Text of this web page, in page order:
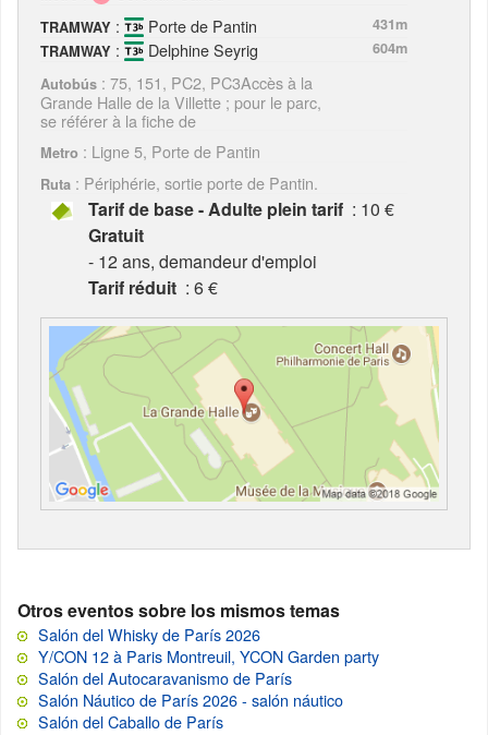
TRAMWAY : Porte de Pantin
431m
TRAMWAY : Delphine Seyrig
604m
Autobús : 75, 151, PC2, PC3Accès à la
Grande Halle de la Villette ; pour le parc,
se référer à la fiche de
Metro : Ligne 5, Porte de Pantin
Ruta : Périphérie, sortie porte de Pantin.
Tarif de base - Adulte plein tarif : 10 €
Gratuit
- 12 ans, demandeur d'emploi
Tarif réduit : 6 €
Otros eventos sobre los mismos temas
Salón del Whisky de París 2026
Y/CON 12 à Paris Montreuil, YCON Garden party
Salón del Autocaravanismo de París
Salón Náutico de París 2026 - salón náutico
Salón del Caballo de París